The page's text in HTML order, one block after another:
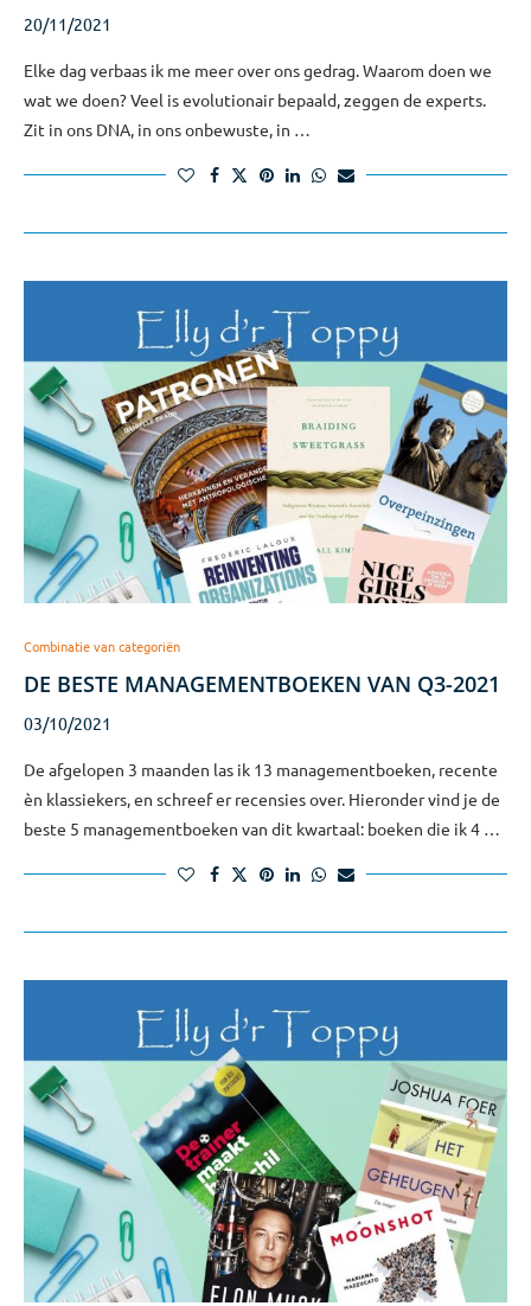
20/11/2021
Elke dag verbaas ik me meer over ons gedrag. Waarom doen we
wat we doen? Veel is evolutionair bepaald, zeggen de experts.
Zit in ons DNA, in ons onbewuste, in …
Combinatie van categoriën
DE BESTE MANAGEMENTBOEKEN VAN Q3-2021
03/10/2021
De afgelopen 3 maanden las ik 13 managementboeken, recente
èn klassiekers, en schreef er recensies over. Hieronder vind je de
beste 5 managementboeken van dit kwartaal: boeken die ik 4 …